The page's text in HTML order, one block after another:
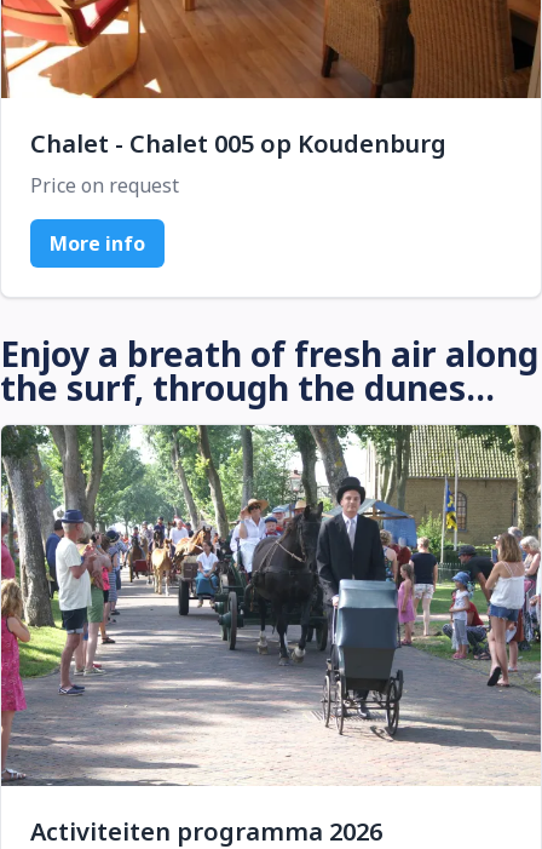
Chalet - Chalet 005 op Koudenburg
Price on request
More info
Enjoy a breath of fresh air along
the surf, through the dunes...
Activiteiten programma 2026